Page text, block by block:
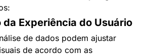
da Experiência do Usuário
de dados podem ajustar
de acordo com as